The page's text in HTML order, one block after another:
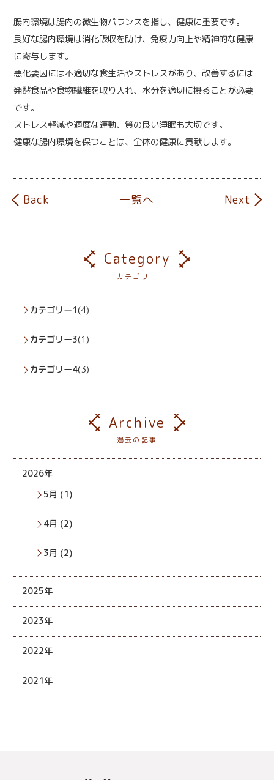
腸内環境は腸内の微生物バランスを指し、健康に重要です。
良好な腸内環境は消化吸収を助け、免疫力向上や精神的な健康
に寄与します。
悪化要因には不適切な食生活やストレスがあり、改善するには
発酵食品や食物繊維を取り入れ、水分を適切に摂ることが必要
です。
ストレス軽減や適度な運動、質の良い睡眠も大切です。
健康な腸内環境を保つことは、全体の健康に貢献します。
Back 一覧へ Next
Category
カテゴリー
カテゴリー1(4)
カテゴリー3(1)
カテゴリー4(3)
Archive
過去の記事
2026年
5月 (1)
4月 (2)
3月 (2)
2025年
2023年
2022年
2021年